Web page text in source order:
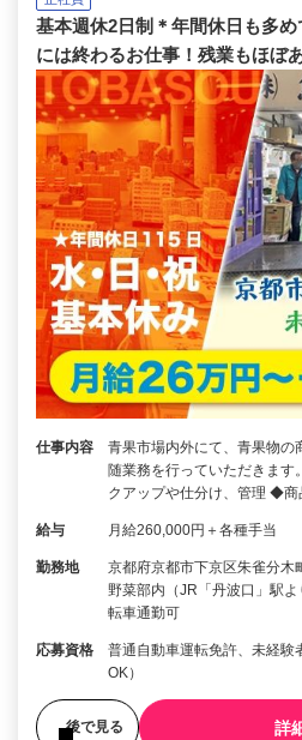
基本週休2日制＊年間休日も多
には終わるお仕事！残業もほぼ
仕事内容
青果市場内外にて、青果物の
随業務を行っていただきま
クアップや仕分け、管理 ◆
給与 月給260,000円＋各種手当
勤務地
京都府京都市下京区朱雀分
野菜部内（JR「丹波口」駅
転車通勤可
応募資格
普通自動車運転免許、未経験
OK）
後で見る 詳